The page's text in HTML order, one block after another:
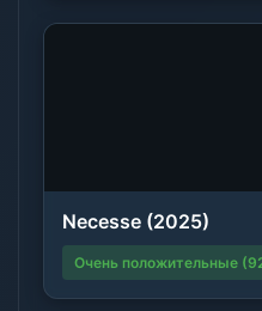
Necesse (2025)
Очень положительные